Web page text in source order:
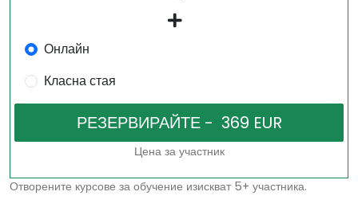
Онлайн
Класна стая
Цена за участник
Отворените курсове за обучение изискват 5+ участника.